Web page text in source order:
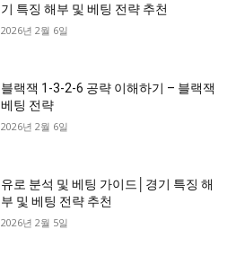
기 특징 해부 및 베팅 전략 추천
2026년 2월 6일
블랙잭 1-3-2-6 공략 이해하기 – 블랙잭
베팅 전략
2026년 2월 6일
유로 분석 및 베팅 가이드│경기 특징 해
부 및 베팅 전략 추천
2026년 2월 5일